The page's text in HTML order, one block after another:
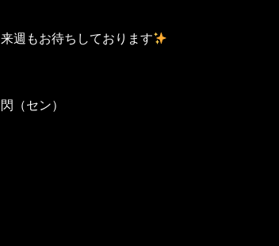
来週もお待ちしております
閃（セン）